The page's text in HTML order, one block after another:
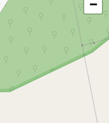
−